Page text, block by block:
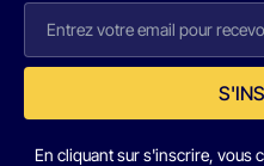
En cliquant sur s'inscrire, vous